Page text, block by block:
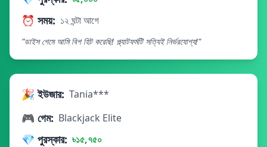
⏰ সময়: ১২ ঘন্টা আগে
"ডাইস গেমে আমি বিগ হিট করেছি! প্ল্যাটফর্মটি সত্যিই নির্ভরযোগ্য!"
🎉 ইউজার: Tania***
🎮 গেম: Blackjack Elite
💎 পুরস্কার: ৳১৫,৭৫০